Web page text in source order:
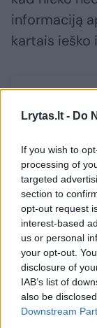
Lrytas.lt - Do
If you wish to
processing of
targeted
section to
opt-out request
interest-based
us or personal
your opt-out.
disclosure of
IAB’s list of
also be
Downstream
informaciją
kartais ieško
Indrė
svajonę
mūsų